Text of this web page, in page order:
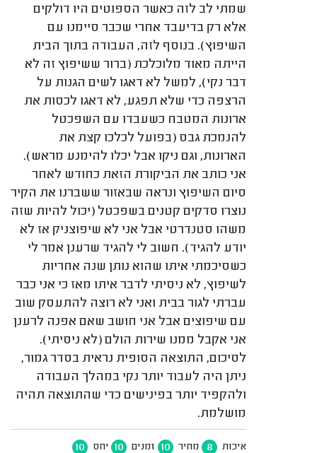
שמתי לב לזה כאשר הספוטים היו דולקים
אלא רק בדיעבד אחרי שכבר סיימנו עם
השיפוץ). בנוסף לזה, העבודה בתוך הבית
הייתה מאוד מלוכלכת (ברור ששיפוץ זה לא
דבר נקי), למשל לא דאגו לשים הגנות על
הרצפה כדי שלא תפגע, לא דאגו לכסות את
ארונות המטבח כשעבדו עם השפכטל
להנמכת גבס (בפועל לכלכו קצת את
הארונות, וגם ניקו אבל יכלו להימנע מראש).
אני כותב את הביקורת הזאת כחודש לאחר
סיום השיפוץ ונראה שבאזור ששברנו את הקיר
נוצרו סדקים קטנים בשפכטל (יכול להיות שזה
משהו סטנדרטי אבל אני לא שיפוצניק אז לא
יודע להגיד). חשוב לי להגיד שרענן אמר לי
כשסיכמתי איתו שהוא נותן שנה אחריות
לשיפוץ, לא ניסיתי לדבר איתו מאז כי אני כבר
עברתי לגור בבית ואני לא רוצה להתעסק שוב
עם שיפוצים אבל אני חושב שאם אפנה לרענן
אני אקבל ממנו שירות הולם (לא ניסיתי).
לסיכום, התוצאה הסופית נראית בסדר גמור,
ניתן היה לעבוד יותר נקי במהלך העבודה
ולהקפיד יותר בפינישים כדי שהתוצאה תהיה
מושלמת.
איכות 8 מחיר 10 זמנים 10 יחס 10